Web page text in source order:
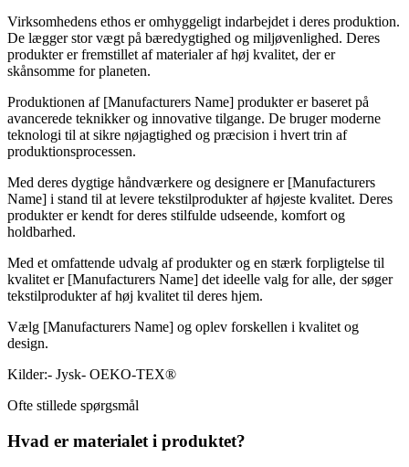
Virksomhedens ethos er omhyggeligt indarbejdet i deres produktion.
De lægger stor vægt på bæredygtighed og miljøvenlighed. Deres
produkter er fremstillet af materialer af høj kvalitet, der er
skånsomme for planeten.
Produktionen af [Manufacturers Name] produkter er baseret på
avancerede teknikker og innovative tilgange. De bruger moderne
teknologi til at sikre nøjagtighed og præcision i hvert trin af
produktionsprocessen.
Med deres dygtige håndværkere og designere er [Manufacturers
Name] i stand til at levere tekstilprodukter af højeste kvalitet. Deres
produkter er kendt for deres stilfulde udseende, komfort og
holdbarhed.
Med et omfattende udvalg af produkter og en stærk forpligtelse til
kvalitet er [Manufacturers Name] det ideelle valg for alle, der søger
tekstilprodukter af høj kvalitet til deres hjem.
Vælg [Manufacturers Name] og oplev forskellen i kvalitet og
design.
Kilder:- Jysk- OEKO-TEX®
Ofte stillede spørgsmål
Hvad er materialet i produktet?